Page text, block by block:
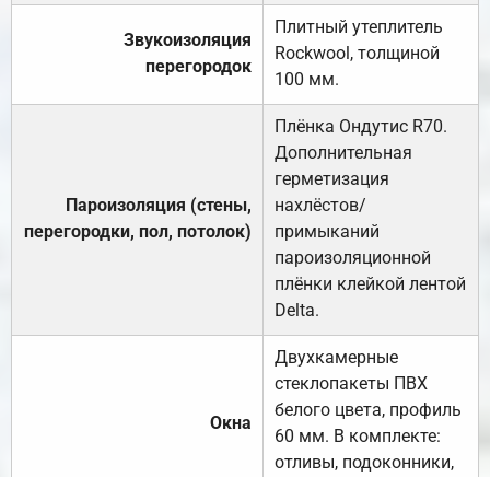
Звукоизоляция
перегородок
Плитный утеплитель
Rockwool, толщиной
100 мм.
Пароизоляция (стены,
перегородки, пол, потолок)
Плёнка Ондутис R70.
Дополнительная
герметизация
нахлёстов/
примыканий
пароизоляционной
плёнки клейкой лентой
Delta.
Окна
Двухкамерные
стеклопакеты ПВХ
белого цвета, профиль
60 мм. В комплекте:
отливы, подоконники,